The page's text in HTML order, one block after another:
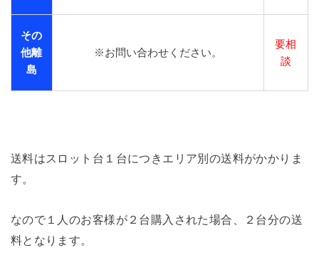
その
他離
島
※お問い合わせください。
要相
談
送料はスロット台１台につきエリア別の送料がかかりま
す。
なので１人のお客様が２台購入された場合、２台分の送
料となります。